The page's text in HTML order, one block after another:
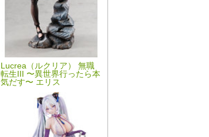
Lucrea（ルクリア） 無職
転生III 〜異世界行ったら本
気だす〜 エリス